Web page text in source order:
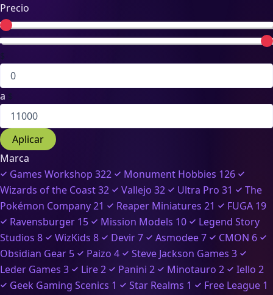
Precio
$
a $
Aplicar
Marca
Games Workshop 322 Monument Hobbies 126
Wizards of the Coast32 Vallejo 32 Ultra Pro 31
The
Pokémon Company21 Reaper Miniatures 21 FUGA 19
Ravensburger 15 Mission Models 10
Legend Story
Studios 8 WizKids 8 Devir7 Asmodee7 CMON 6
Obsidian Gear 5 Paizo 4 Steve Jackson Games 3
Leder Games 3 Lire2 Panini 2 Minotauro 2 Iello 2
Geek Gaming Scenics 1 Star Realms 1 Free League 1